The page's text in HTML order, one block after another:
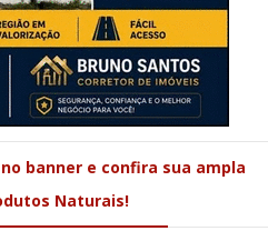
banner e confira sua ampla
Naturais!